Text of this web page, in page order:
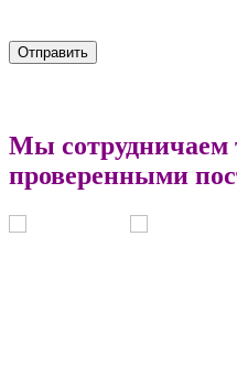
Мы сотрудничаем
проверенными